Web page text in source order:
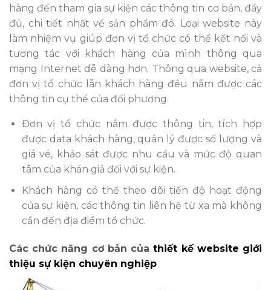
hàng đến tham gia sự kiện các thông tin cơ bản, đầy
đủ, chi tiết nhất về sản phẩm đó. Loại website này
làm nhiệm vụ giúp đơn vị tổ chức có thể kết nối và
tương tác với khách hàng của mình thông qua
mạng Internet dễ dàng hơn. Thông qua website, cả
đơn vị tổ chức lẫn khách hàng đều nắm được các
thông tin cụ thể của đối phương.
Đơn vị tổ chức nắm được thông tin, tích hợp
được data khách hàng, quản lý được số lượng và
giá vé, khảo sát được nhu cầu và mức độ quan
tâm của khán giả đối với sự kiện.
Khách hàng có thể theo dõi tiến độ hoạt động
của sự kiện, các thông tin liên hệ từ xa mà không
cần đến địa điểm tổ chức.
Các chức năng cơ bản của thiết kế website giới
thiệu sự kiện chuyên nghiệp